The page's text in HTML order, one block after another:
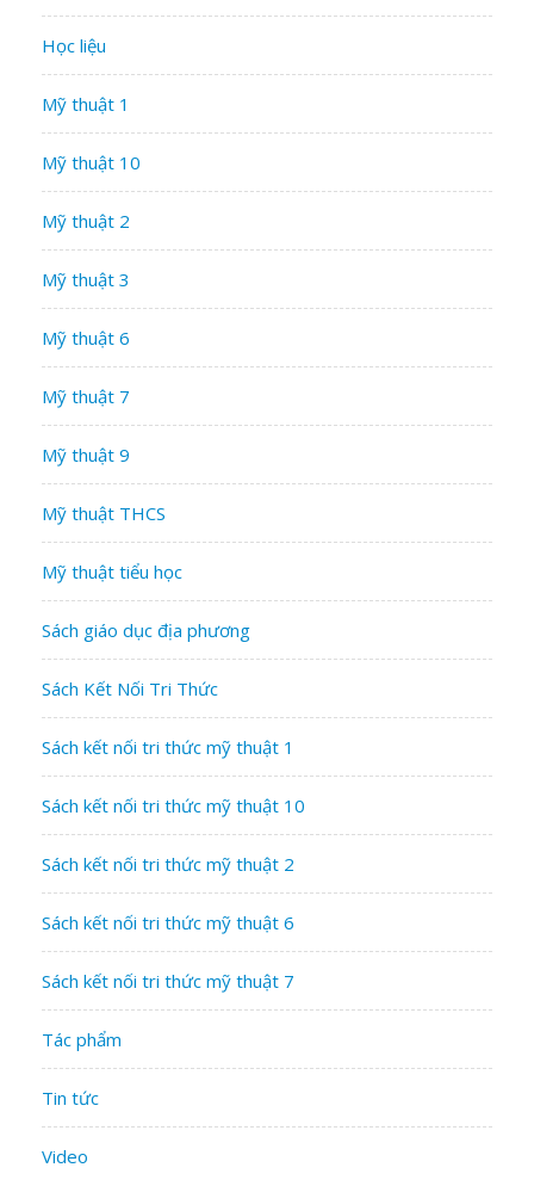
Học liệu
Mỹ thuật 1
Mỹ thuật 10
Mỹ thuật 2
Mỹ thuật 3
Mỹ thuật 6
Mỹ thuật 7
Mỹ thuật 9
Mỹ thuật THCS
Mỹ thuật tiểu học
Sách giáo dục địa phương
Sách Kết Nối Tri Thức
Sách kết nối tri thức mỹ thuật 1
Sách kết nối tri thức mỹ thuật 10
Sách kết nối tri thức mỹ thuật 2
Sách kết nối tri thức mỹ thuật 6
Sách kết nối tri thức mỹ thuật 7
Tác phẩm
Tin tức
Video